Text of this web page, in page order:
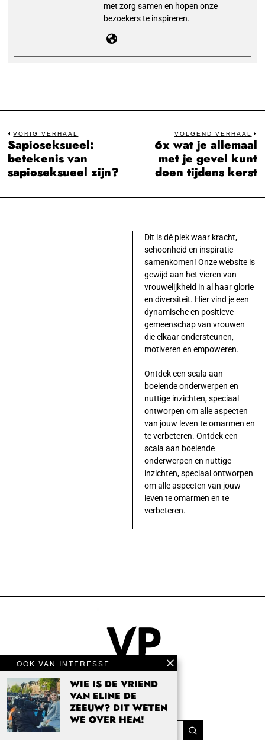
met zorg samen en hopen onze
bezoekers te inspireren.
Bericht
navigatie
VORIG VERHAAL
Previous
post:
Sapioseksueel:
betekenis van
sapioseksueel zijn?
VOLGEND VERHAAL
6x wat je allemaal
met je gevel kunt
doen tijdens kerst
OOK VAN INTERESSE
WIE IS DE VRIEND
VAN ELINE DE
ZEEUW? DIT WETEN
WE OVER HEM!
Dit is dé plek waar kracht,
schoonheid en inspiratie
samenkomen! Onze website is
gewijd aan het vieren van
vrouwelijkheid in al haar glorie
en diversiteit. Hier vind je een
dynamische en positieve
gemeenschap van vrouwen
die elkaar ondersteunen,
motiveren en empoweren.
Ontdek een scala aan
boeiende onderwerpen en
nuttige inzichten, speciaal
ontworpen om alle aspecten
van jouw leven te omarmen en
te verbeteren. Ontdek een
scala aan boeiende
onderwerpen en nuttige
inzichten, speciaal ontworpen
om alle aspecten van jouw
leven te omarmen en te
verbeteren.